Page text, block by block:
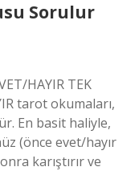
Sorulur
HAYIR TEK
tarot okumaları,
En basit haliyle,
(önce evet/hayır
karıştırır ve